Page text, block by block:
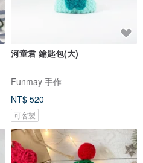
河童君 鑰匙包(大)
Funmay 手作
NT$ 520
可客製